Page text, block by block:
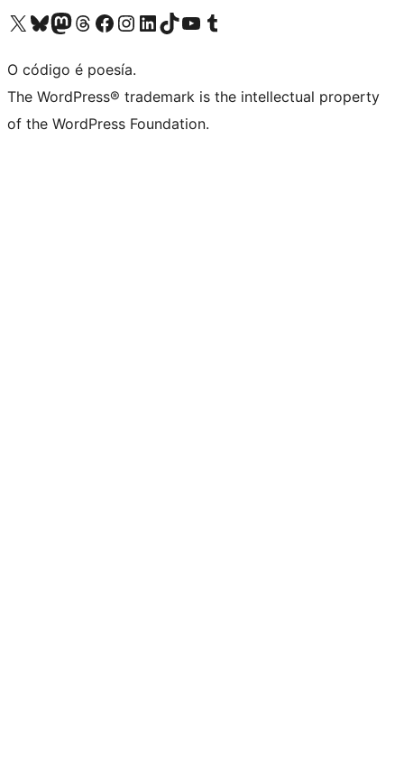
Visita la cuenta de X (anteriormente Twitter)
Visita a nosa conta de Bluesky
Visita a nosa conta de Mastodon
Visita a nosa conta de Threads
Visita a nosa páxina de Facebook
Visita a nosa conta de Instagram
Visita a nosa conta de LinkedIn
Visita a nosa conta de TikTok
Visita a nosa canle de YouTube
Visita a nosa conta de Tumblr
O código é poesía.
The WordPress® trademark is the intellectual property
of the WordPress Foundation.